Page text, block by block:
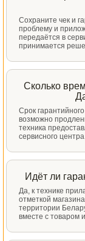
Сохраните чек и
проблему и
передаётся в
принимается
Сколько
Срок
возможно
техника
сервисного
Идёт ли
Да, к технике
отметкой
территории
вместе с товаром